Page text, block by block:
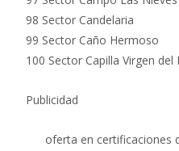
98 Sector Candelaria
99 Sector Caño Hermoso
100 Sector Capilla Virgen del
Publicidad
oferta en certificaciones